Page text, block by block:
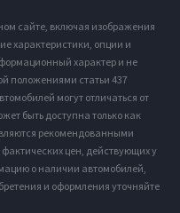
сайте, включая изображения
характеристики, опции и
характер и не
положениями статьи 437
могут отличаться от
быть доступна только как
рекомендованными
цен, действующих у
о наличии автомобилей,
и оформления уточняйте